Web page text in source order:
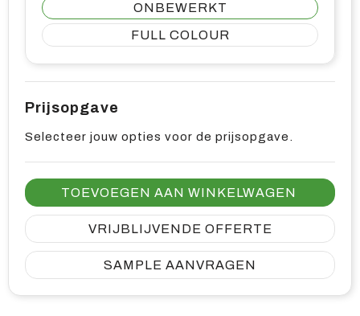
ONBEWERKT
FULL COLOUR
Prijsopgave
Selecteer jouw opties voor de prijsopgave.
TOEVOEGEN AAN WINKELWAGEN
VRIJBLIJVENDE OFFERTE
SAMPLE AANVRAGEN